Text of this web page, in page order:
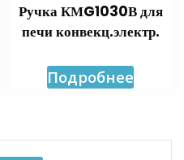
Ручка КМG1030В для
печи конвекц.электр.
Подробнее